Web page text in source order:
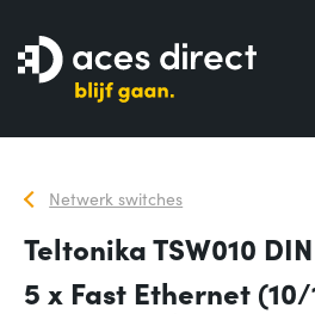
Netwerk switches
Teltonika TSW010
5 x Fast Ethernet